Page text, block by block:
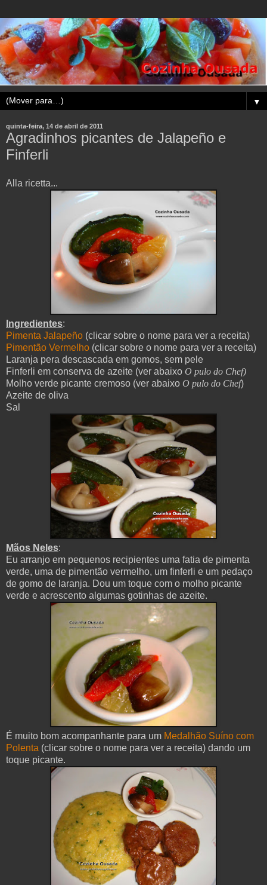
▼
quinta-feira, 14 de abril de 2011
Agradinhos picantes de Jalapeño e
Finferli
Alla ricetta...
Ingredientes:
Pimenta Jalapeño (clicar sobre o nome para ver a receita)
Pimentão Vermelho (clicar sobre o nome para ver a receita)
Laranja pera descascada em gomos, sem pele
Finferli em conserva de azeite (ver abaixo O pulo do Chef)
Molho verde picante cremoso (ver abaixo O pulo do Chef)
Azeite de oliva
Sal
Mãos Neles:
Eu arranjo em pequenos recipientes uma fatia de pimenta
verde, uma de pimentão vermelho, um finferli e um pedaço
de gomo de laranja. Dou um toque com o molho picante
verde e acrescento algumas gotinhas de azeite.
É muito bom acompanhante para um Medalhão Suíno com
Polenta (clicar sobre o nome para ver a receita) dando um
toque picante.